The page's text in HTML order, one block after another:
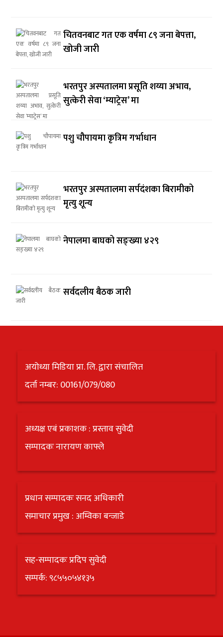
चितवनबाट गत एक वर्षमा ८९ जना बेपत्ता,
खोजी जारी
भरतपुर अस्पतालमा प्रसूति शय्या अभाव,
सुत्केरी सेवा ‘म्याट्रेस’ मा
पशु चौपायमा कृत्रिम गर्भाधान
भरतपुर अस्पतालमा सर्पदंशका बिरामीको
मृत्यु शून्य
नेपालमा बाघको सङ्ख्या ४२९
सर्वदलीय बैठक जारी
अयोध्या मिडिया प्रा. लि. द्वारा संचालित
दर्ता नम्बर: 00161/079/080
अध्यक्ष एबं प्रकाशक : प्रस्ताव सुवेदी
सम्पादकः नारायण काफ्ले
प्रधान सम्पादकः सनद अधिकारी
समाचार प्रमुख : अम्विका बन्जाडे
सह-सम्पादकः प्रदिप सुवेदी
सम्पर्क: ९८५५०५४१३५